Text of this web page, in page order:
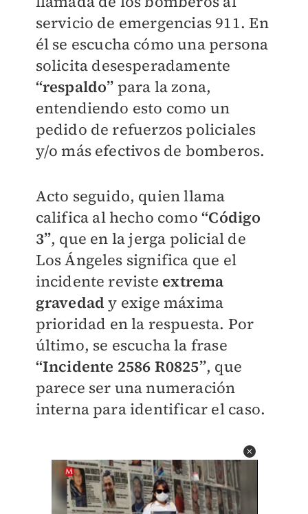
servicio de emergencias 911. En
él se escucha cómo una persona
solicita desesperadamente
“respaldo” para la zona,
entendiendo esto como un
pedido de refuerzos policiales
y/o más efectivos de bomberos.
Acto seguido, quien llama
califica al hecho como“Código
3”, que en la jerga policial de
Los Ángeles significa que el
incidente reviste extrema
gravedady exige máxima
prioridad en la respuesta. Por
último, se escucha la frase
“Incidente 2586 R0825”, que
parece ser una numeración
interna para identificar el caso.